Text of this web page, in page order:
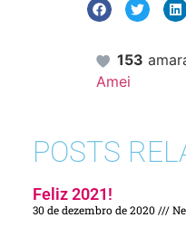
153
Amei
POSTS
Feliz 2021!
30 de dezembro de 2020